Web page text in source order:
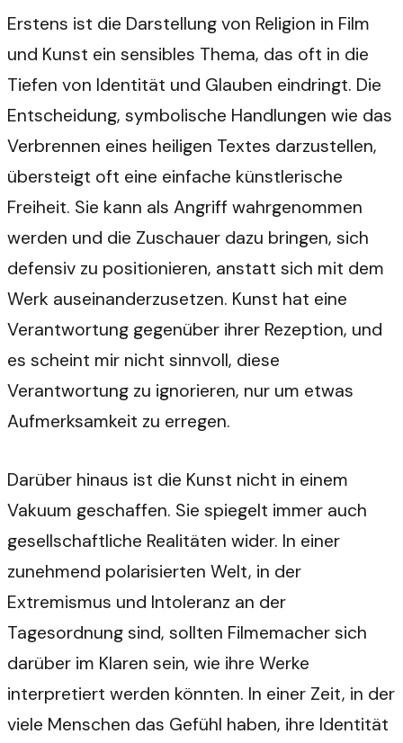
Erstens ist die Darstellung von Religion in Film
und Kunst ein sensibles Thema, das oft in die
Tiefen von Identität und Glauben eindringt. Die
Entscheidung, symbolische Handlungen wie das
Verbrennen eines heiligen Textes darzustellen,
übersteigt oft eine einfache künstlerische
Freiheit. Sie kann als Angriff wahrgenommen
werden und die Zuschauer dazu bringen, sich
defensiv zu positionieren, anstatt sich mit dem
Werk auseinanderzusetzen. Kunst hat eine
Verantwortung gegenüber ihrer Rezeption, und
es scheint mir nicht sinnvoll, diese
Verantwortung zu ignorieren, nur um etwas
Aufmerksamkeit zu erregen.
Darüber hinaus ist die Kunst nicht in einem
Vakuum geschaffen. Sie spiegelt immer auch
gesellschaftliche Realitäten wider. In einer
zunehmend polarisierten Welt, in der
Extremismus und Intoleranz an der
Tagesordnung sind, sollten Filmemacher sich
darüber im Klaren sein, wie ihre Werke
interpretiert werden könnten. In einer Zeit, in der
viele Menschen das Gefühl haben, ihre Identität